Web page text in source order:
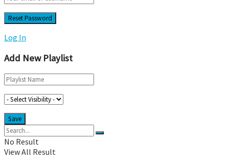
Log In
Add New Playlist
No Result
View All Result